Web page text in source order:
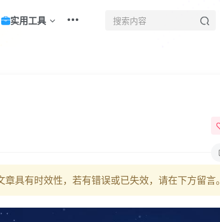
实用工具
章具有时效性，若有错误或已失效，请在下方留言。